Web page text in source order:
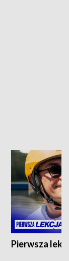
Pierwsza